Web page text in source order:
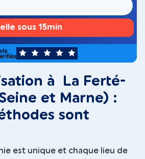
sous 15min
5
à La Ferté-
et Marne) :
sont
est unique et chaque lieu de